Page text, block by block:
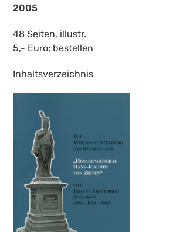
2005
48 Seiten, illustr.
5,- Euro; bestellen
Inhaltsverzeichnis